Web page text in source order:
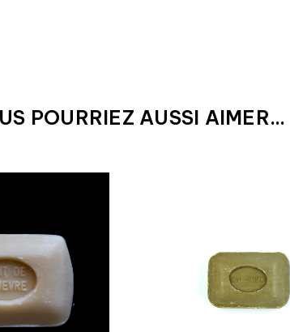
POURRIEZ AUSSI AIMER...